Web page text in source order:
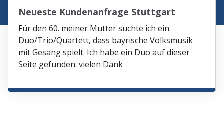
Neueste Kundenanfrage Stuttgart
Für den 60. meiner Mutter suchte ich ein
Duo/Trio/Quartett, dass bayrische Volksmusik
mit Gesang spielt. Ich habe ein Duo auf dieser
Seite gefunden. vielen Dank